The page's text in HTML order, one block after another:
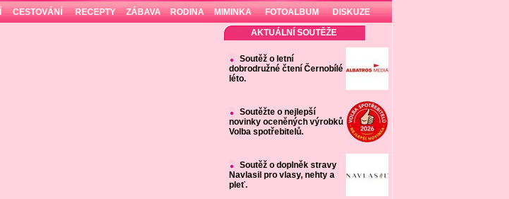
CESTOVÁNÍ RECEPTY ZÁBAVA RODINA MIMINKA FOTOALBUM DISKUZE
AKTUÁLNÍ SOUTĚŽE
Soutěž o letní
dobrodružné čtení Černobílé
léto.
Soutěžte o nejlepší
novinky oceněných výrobků
Volba spotřebitelů.
Soutěž o doplněk stravy
Navlasil pro vlasy, nehty a
pleť.